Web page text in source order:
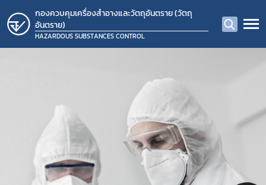
กองควบคุมเครื่องสำอางและวัตถุอันตราย (วัตถุ
อันตราย)
HAZARDOUS SUBSTANCES CONTROL